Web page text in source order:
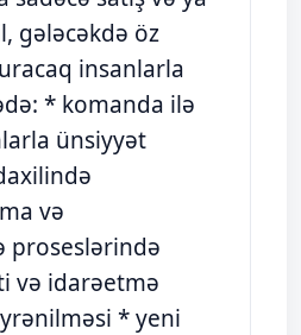
gələcəkdə öz
insanlarla
* komanda ilə
ünsiyyət
və
proseslərində
və idarəetmə
* yeni